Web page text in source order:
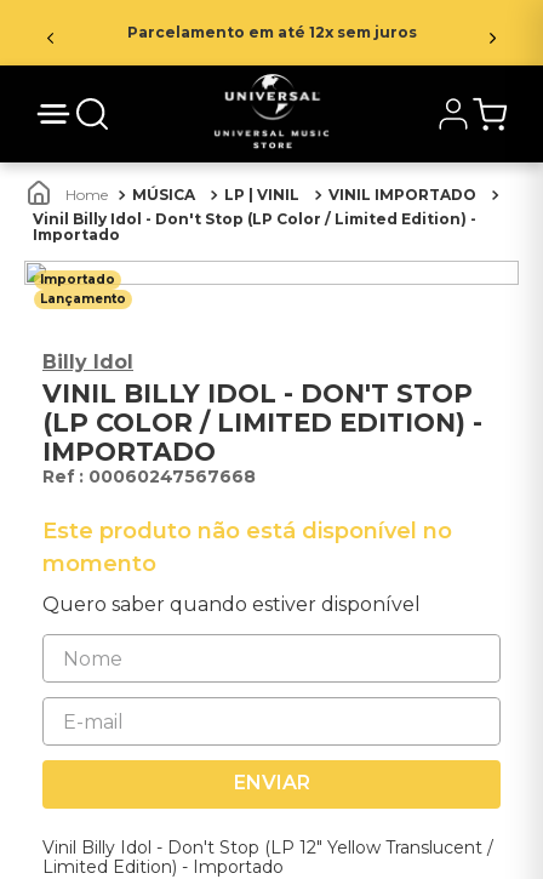
Parcelamento em até 12x sem juros
MÚSICA LP | VINIL
VINIL IMPORTADO
Vinil Billy Idol - Don't Stop (LP Color / Limited Edition) -
Importado
Importado
Lançamento
Billy Idol
VINIL BILLY IDOL - DON'T STOP
(LP COLOR / LIMITED EDITION) -
IMPORTADO
: 00060247567668
Este produto não está disponível no
momento
Quero saber quando estiver disponível
ENVIAR
Vinil Billy Idol - Don't Stop (LP 12" Yellow Translucent /
Limited Edition) - Importado